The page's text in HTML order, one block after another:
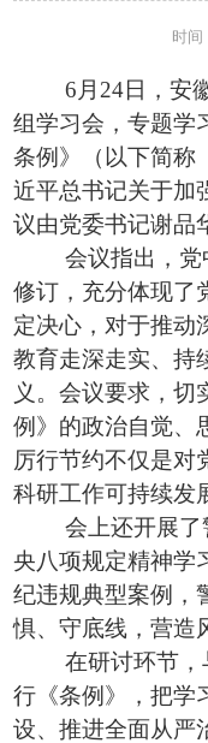
时
6月24日，安
组学习会，专题学
条例》（以下简称
近平总书记关于加
议由党委书记谢品
会议指出，党
修订，充分体现了
定决心，对于推动
教育走深走实、持
义。会议要求，切
例》的政治自觉、
厉行节约不仅是对
科研工作可持续发
会上还开展
央八项规定精神学
纪违规典型案例，
惧、守底线，营造
在研讨环节
行《条例》，把学
设、推进全面从严